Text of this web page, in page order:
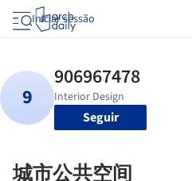
Iniciar sessão
Seguir
城市公共空间